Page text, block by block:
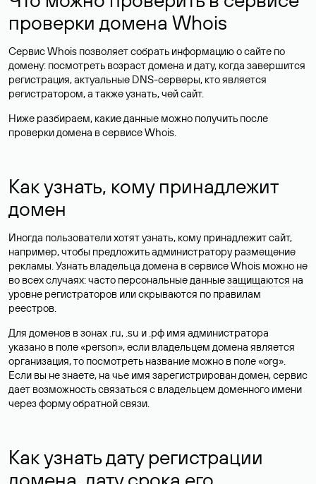
проверки домена Whois
Сервис Whois позволяет собрать информацию о сайте по
домену: посмотреть возраст домена и дату, когда завершится
регистрация, актуальные DNS-серверы, кто является
регистратором, а также узнать, чей сайт.
Ниже разбираем, какие данные можно получить после
проверки домена в сервисе Whois.
Как узнать, кому принадлежит
домен
Иногда пользователи хотят узнать, кому принадлежит сайт,
например, чтобы предложить администратору размещение
рекламы. Узнать владельца домена в сервисе Whois можно не
во всех случаях: часто персональные данныезащищаются на
уровне регистраторов или скрываются по правилам
реестров.
Для доменов в зонах .ru, .su и .рф имя администратора
указано в поле «person», если владельцем домена является
организация, то посмотреть название можно в поле «org».
Если вы не знаете, на чье имя зарегистрирован домен, сервис
дает возможность связаться с владельцем доменного имени
через форму обратной связи.
Как узнать дату регистрации